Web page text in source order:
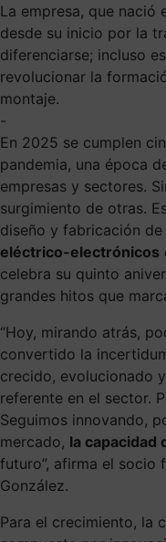
La empresa, que nació
desde su inicio por la
diferenciarse; incluso
revolucionar la
montaje.
-
En 2025 se cumplen
pandemia, una época
empresas y sectores.
surgimiento de otras.
diseño y fabricación de
eléctrico-electrónicos
celebra su quinto
grandes hitos que
“Hoy, mirando atrás,
convertido la
crecido, evolucionado
referente en el sector.
Seguimos innovando,
mercado, la capacidad
futuro”, afirma el socio
González.
Para el crecimiento, la